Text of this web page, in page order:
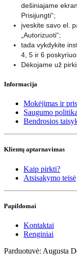
dešiniajame
Prisijungti“;
įveskite savo el.
„Autorizuoti“;
tada vykdykite
4, 5 ir 6
Dėkojame už
Informacija
Mokėjimas ir
Saugumo politika
Bendrosios
Klientų aptarnavimas
Kaip pirkti?
Atsisakymo teisė
Papildomai
Kontaktai
Renginiai
Parduotuvė: Augusta